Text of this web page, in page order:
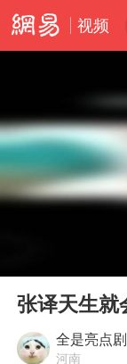
视频
Play
张译天生就
全是亮点
河南